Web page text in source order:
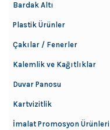
Bardak Altı
Plastik Ürünler
Çakılar / Fenerler
Kalemlik ve Kağıtlıklar
Duvar Panosu
Kartvizitlik
İmalat Promosyon Ürünleri